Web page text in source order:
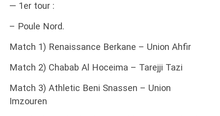
— 1er tour :
– Poule Nord.
Match 1) Renaissance Berkane – Union Ahfir
Match 2) Chabab Al Hoceima – Tarejji Tazi
Match 3) Athletic Beni Snassen – Union
Imzouren